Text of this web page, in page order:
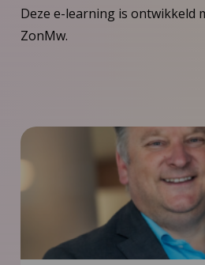
Deze e-learning is ontwikkeld
ZonMw.